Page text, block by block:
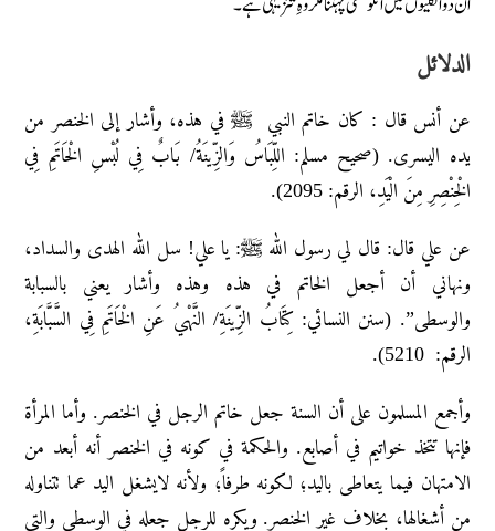
الدلائل
عن أنس قال : كان خاتم النبي ﷺ في هذه، وأشار إلى الخنصر من
يده اليسرى. (صحيح مسلم: اللِّبَاسُ وَالزِّينَةُ/ بَابٌ فِي لُبْسِ الْخَاتَمِ فِي
الْخِنْصِرِ مِنَ الْيَدِ، الرقم: 2095).
عن علي قال: قال لي رسول الله ﷺ: يا علي! سل الله الهدى والسداد،
ونهاني أن أجعل الخاتم في هذه وهذه وأشار يعني بالسبابة
والوسطى”. (سنن النسائي: كِتَابُ الزِّينَةِ/ النَّهْيُ عَنِ الْخَاتَمِ فِي السَّبَّابَةِ،
الرقم: 5210).
وأجمع المسلمون على أن السنة جعل خاتم الرجل في الخنصر. وأما المرأة
فإنها تتخذ خواتيم في أصابع. والحكمة في كونه في الخنصر أنه أبعد من
الامتهان فيما يتعاطى باليد؛ لكونه طرفاً؛ ولأنه لايشغل اليد عما تتناوله
من أشغالها، بخلاف غير الخنصر. ويكره للرجل جعله في الوسطى والتي